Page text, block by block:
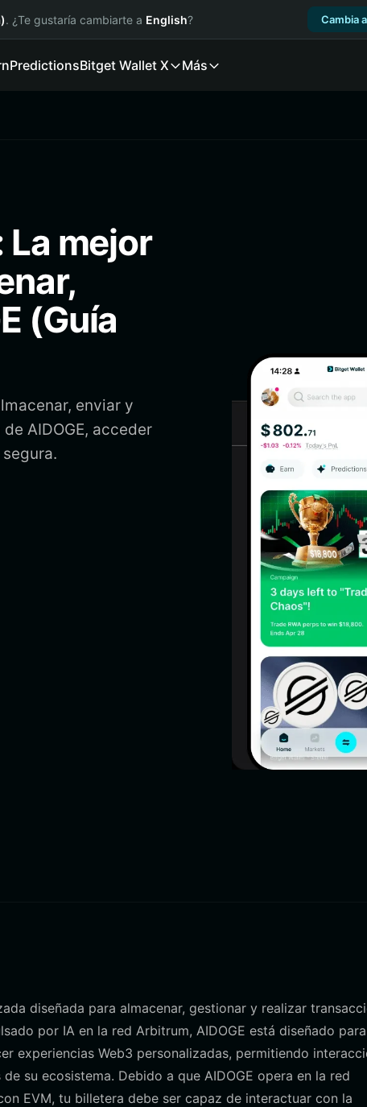
. ¿Te gustaría cambiarte a English? Cambia
PredictionsBitget Wallet X Más
La mejor
(Guía
enviar y
AIDOGE, acceder
diseñada para almacenar, gestionar y realizar
por IA en la red Arbitrum, AIDOGE está diseñado para
experiencias Web3 personalizadas, permitiendo
su ecosistema. Debido a que AIDOGE opera en la red
EVM, tu billetera debe ser capaz de interactuar con la